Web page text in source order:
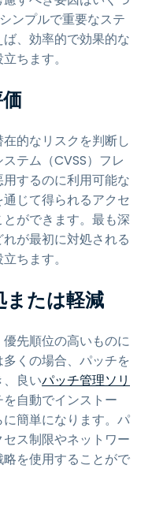
ンプルで重要なステ
、効率的で効果的な
ちます。
的なリスクを判断し
テム（CVSS）フレ
するのに利用可能な
じて得られるアクセ
ができます。最も深
が最初に対処される
ちます。
または軽減
先順位の高いものに
くの場合、パッチを
良いパッチ管理ソリ
自動でインストー
簡単になります。パ
ス制限やネットワー
を使用することがで